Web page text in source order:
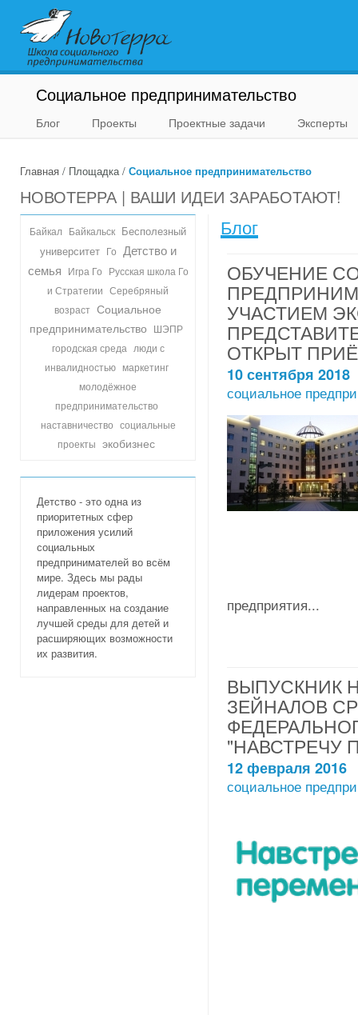
Социальное предпринимательство
Блог Проекты Проектные задачи Эксперты
Главная / Площадка / Социальное предпринимательство
НОВОТЕРРА | ВАШИ ИДЕИ ЗАРАБОТАЮТ!
Байкал Байкальск Бесполезный
университет Го
Детство и
семья Игра Го
Русская школа Го
и Стратегии Серебряный
возраст Социальное
предпринимательство
ШЭПР
городская среда
люди с
инвалидностью маркетинг
молодёжное
предпринимательство
наставничество социальные
проекты экобизнес
Детство - это одна из
приоритетных сфер
приложения усилий
социальных
предпринимателей во всём
мире. Здесь мы рады
лидерам проектов,
направленных на создание
лучшей среды для детей и
расширяющих возможности
их развития.
Блог
ОБУЧЕНИЕ
УЧАСТИЕМ
ОТКРЫТ
10 сентября 2018
социальное
предприятия...
ВЫПУСКНИК
ЗЕЙНАЛОВ
"НАВСТРЕЧУ
12 февраля 2016
социальное